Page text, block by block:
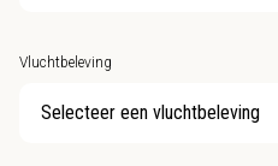
Vluchtbeleving
Selecteer een vluchtbeleving